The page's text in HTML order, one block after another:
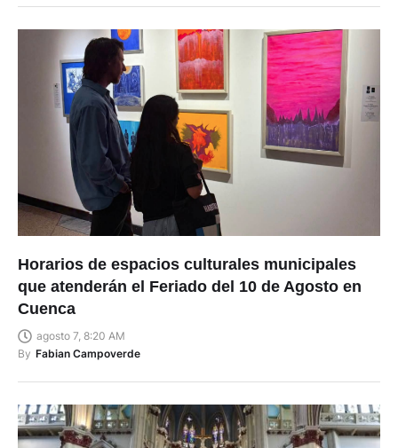
Horarios de espacios culturales municipales
que atenderán el Feriado del 10 de Agosto en
Cuenca
agosto 7, 8:20 AM
By Fabian Campoverde